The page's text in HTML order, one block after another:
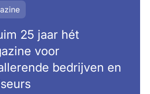
25 jaar hét
voor
bedrijven en